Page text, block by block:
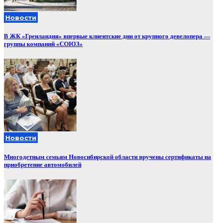
Новости
В ЖК «Гренландия» впервые клиентские дни от крупного девелопера —
группы компаний «СОЮЗ»
Новости
Многодетным семьям Новосибирской области вручены сертификаты на
приобретение автомобилей